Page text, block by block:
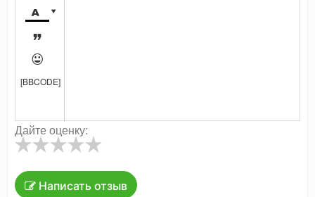




[BBCODE]
Дайте оценку:
Написать отзыв